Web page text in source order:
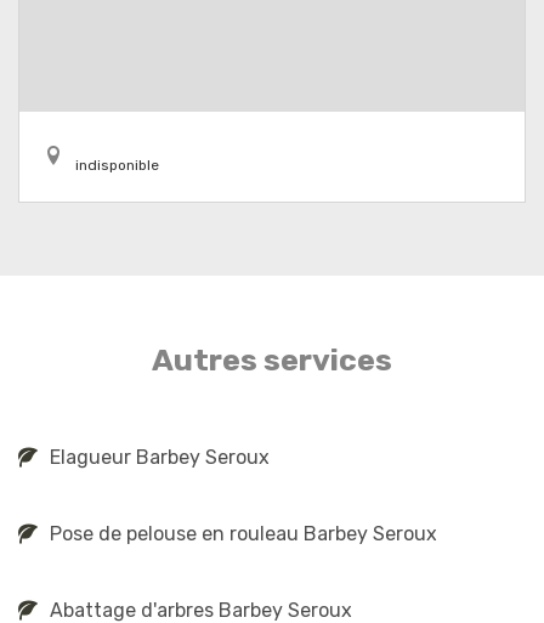
indisponible
Autres services
Elagueur Barbey Seroux
Pose de pelouse en rouleau Barbey Seroux
Abattage d'arbres Barbey Seroux